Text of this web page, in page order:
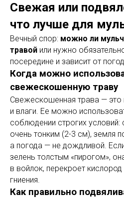
Свежая или
что лучше для
Вечный спор: можно ли
травой или нужно
посередине и зависит от
Когда можно
свежескошенную траву
Свежескошенная трава — это
и влаги. Ее можно
соблюдении строгих
очень тонким (2-3 см), земля
а погода — не дождливой.
зелень толстым «пирогом»,
в войлок, перекроет кислород
гниения.
Как правильно